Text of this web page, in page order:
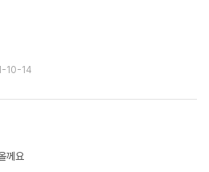
10-14
께요